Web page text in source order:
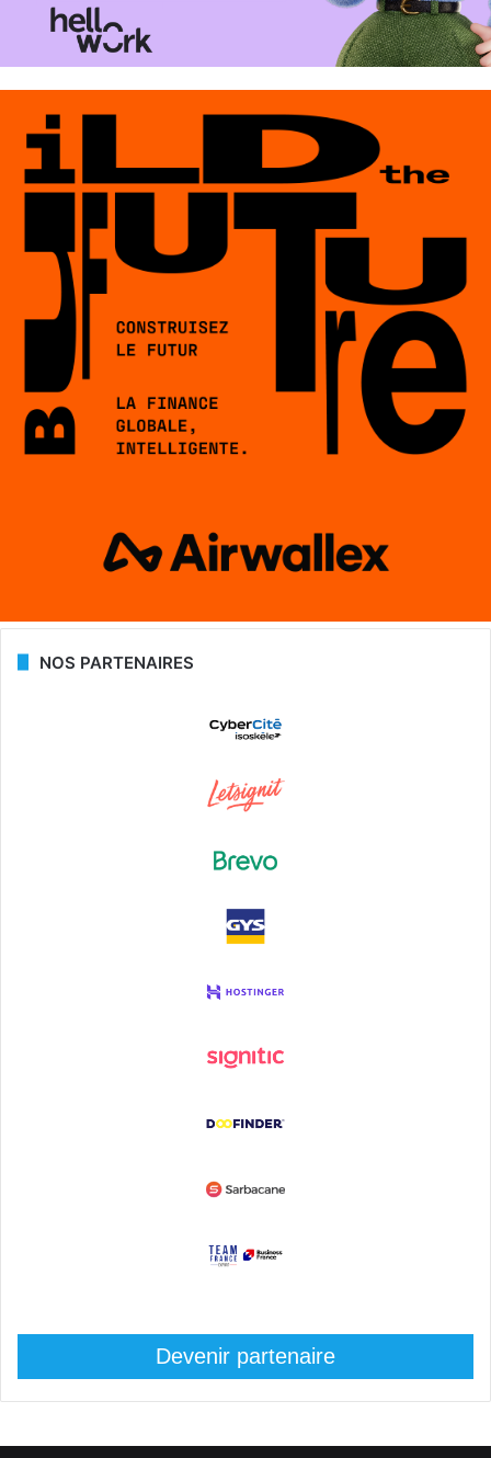
NOS PARTENAIRES
Devenir partenaire